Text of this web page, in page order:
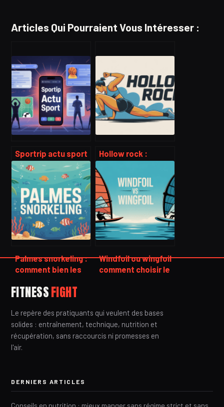
Articles Qui Pourraient Vous Intéresser :
Sportrip actu sport
: comment suivre
l’actualité sportive
autrement
Hollow rock :
bienfaits et erreurs
à éviter pour un
gainage solide
Palmes snorkeling :
comment bien les
profiter pleinement
Windfoil ou wingfoil
comment choisir le
FITNESSFIGHT
Le repère des pratiquants qui veulent des bases
solides : entraînement, technique, nutrition et
récupération, sans raccourcis ni promesses en
l'air.
DERNIERS ARTICLES